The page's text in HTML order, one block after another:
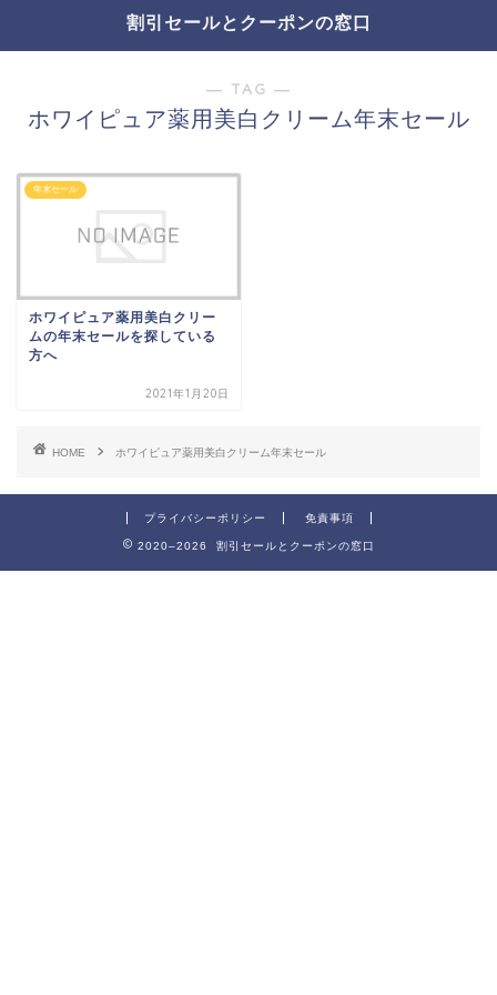
割引セールとクーポンの窓口
― TAG ―
ホワイピュア薬用美白クリーム年末セール
年末セール
ホワイピュア薬用美白クリー
ムの年末セールを探している
方へ
2021年1月20日
HOME ホワイピュア薬用美白クリーム年末セール
プライバシーポリシー 免責事項
2020–2026 割引セールとクーポンの窓口